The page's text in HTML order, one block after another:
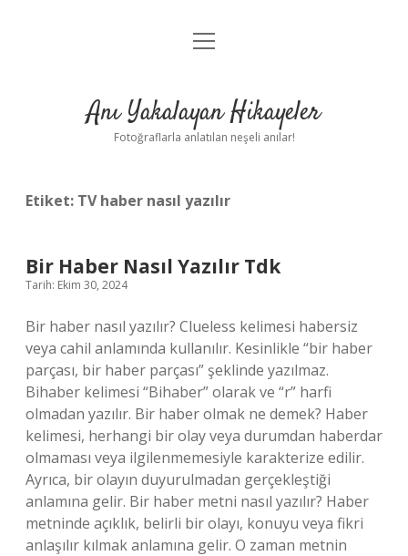
Anasayfa
Yasal Uyarı
menüyü
Anı Yakalayan Hikayeler
Fotoğraflarla anlatılan neşeli anılar!
Etiket: TV haber nasıl yazılır
Bir Haber Nasıl Yazılır Tdk
Tarih: Ekim 30, 2024
Bir haber nasıl yazılır? Clueless kelimesi habersiz
veya cahil anlamında kullanılır. Kesinlikle “bir haber
parçası, bir haber parçası” şeklinde yazılmaz.
Bihaber kelimesi “Bihaber” olarak ve “r” harfi
olmadan yazılır. Bir haber olmak ne demek? Haber
kelimesi, herhangi bir olay veya durumdan haberdar
olmaması veya ilgilenmemesiyle karakterize edilir.
Ayrıca, bir olayın duyurulmadan gerçekleştiği
anlamına gelir. Bir haber metni nasıl yazılır? Haber
metninde açıklık, belirli bir olayı, konuyu veya fikri
anlaşılır kılmak anlamına gelir. O zaman metnin